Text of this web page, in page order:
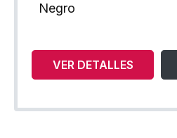
Negro
VER DETALLES